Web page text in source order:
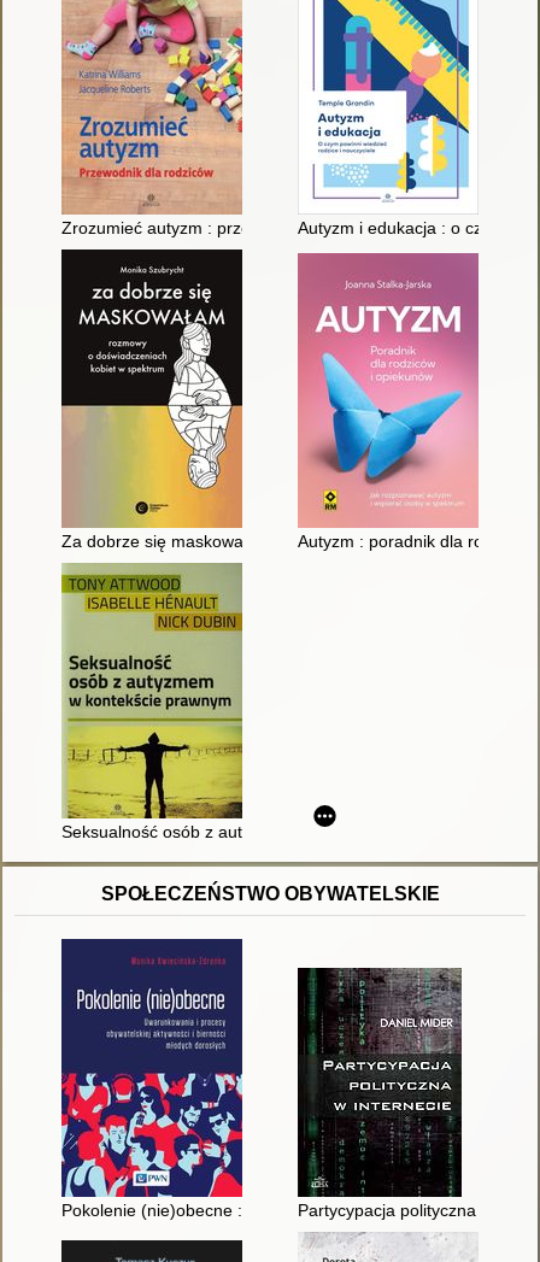
Zrozumieć autyzm : przewodnik dla rodzicówAutyzm i edukacja : o czym
Za dobrze się maskowałam : rozmowy o doświadczeniach
Autyzm : poradnik dla
Seksualność osób z autyzmem w kontekście prawnym
SPOŁECZEŃSTWO OBYWATELSKIE
Pokolenie (nie)obecne : uwarunkowania i procesy
Partycypacja polityczna w